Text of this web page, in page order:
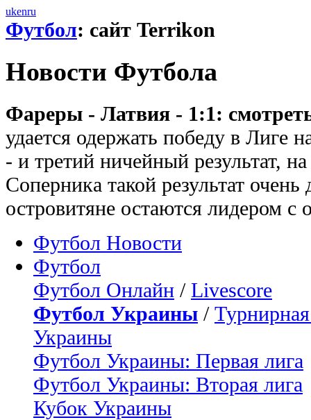
ukenru
Футбол: сайт Terrikon
Новости Футбола
Фареры - Латвия - 1:1:
удается одержать победу в Лиге
- и третий ничейный результат,
Соперника такой результат
островитяне остаются лидером с
Футбол Новости
Футбол
Футбол Онлайн / Livescore
Футбол Украины /
Украины
Футбол Украины: Первая лига
Футбол Украины: Вторая лига
Кубок Украины